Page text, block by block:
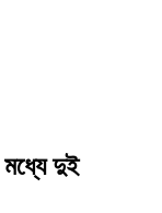
মধ্যে দুই